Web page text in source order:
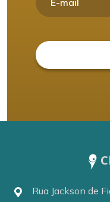
Rua Jackson de